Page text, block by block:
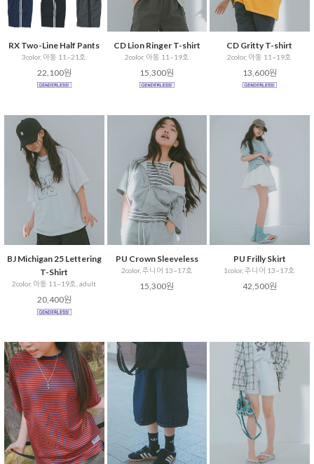
RX Two-Line Half Pants
3color, 아동 11~21호
22,100원
CD Lion Ringer T-shirt
2color, 아동 11~19호
15,300원
CD Gritty T-shirt
2color, 아동 11~19호
13,600원
BJ Michigan 25 Lettering
T-Shirt
2color, 아동 11~19호, adult
20,400원
PU Crown Sleeveless
2color, 주니어 13~17호
15,300원
PU Frilly Skirt
1color, 주니어 13~17호
42,500원